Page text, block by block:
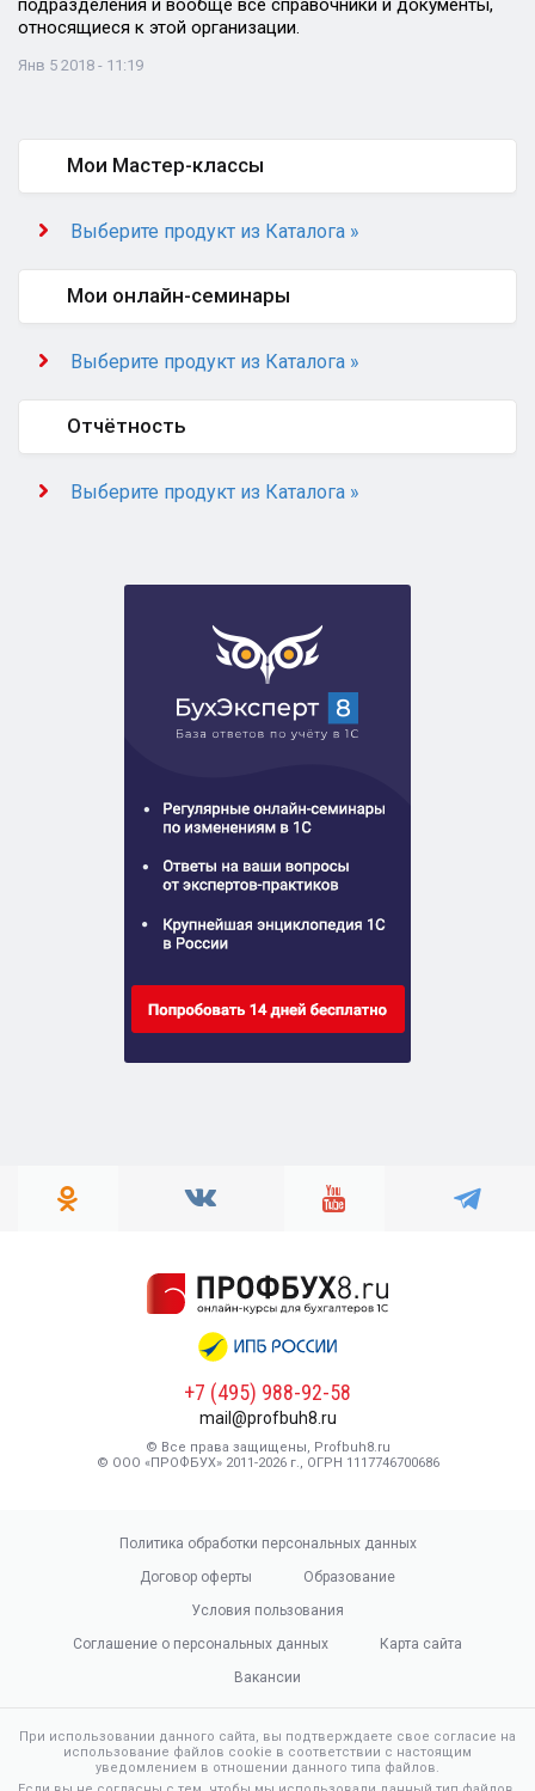
подразделения и вообще все справочники и документы,
относящиеся к этой организации.
Янв 5 2018 - 11:19
Мои Мастер-классы
Выберите продукт из Каталога »
Мои онлайн-семинары
Выберите продукт из Каталога »
Отчётность
Выберите продукт из Каталога »
+7 (495) 988-92-58
mail@profbuh8.ru
© Все права защищены, Profbuh8.ru
© ООО «ПРОФБУХ» 2011-2026 г., ОГРН 1117746700686
Политика обработки персональных данных
Договор оферты
Образование
Условия пользования
Соглашение о персональных данных
Карта сайта
Вакансии
При использовании данного сайта, вы подтверждаете свое согласие на
использование файлов cookie в соответствии с настоящим
уведомлением в отношении данного типа файлов.